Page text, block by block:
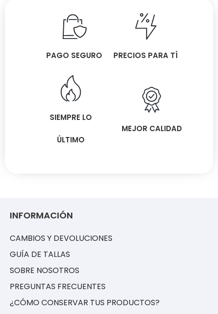
PAGO SEGURO PRECIOS PARA TÍ
SIEMPRE LO
ÚLTIMO
MEJOR CALIDAD
INFORMACIÓN
CAMBIOS Y DEVOLUCIONES
GUÍA DE TALLAS
SOBRE NOSOTROS
PREGUNTAS FRECUENTES
¿CÓMO CONSERVAR TUS PRODUCTOS?